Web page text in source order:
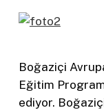
Boğaziçi
Eğitim
ediyor.